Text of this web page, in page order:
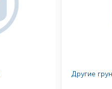
Другие